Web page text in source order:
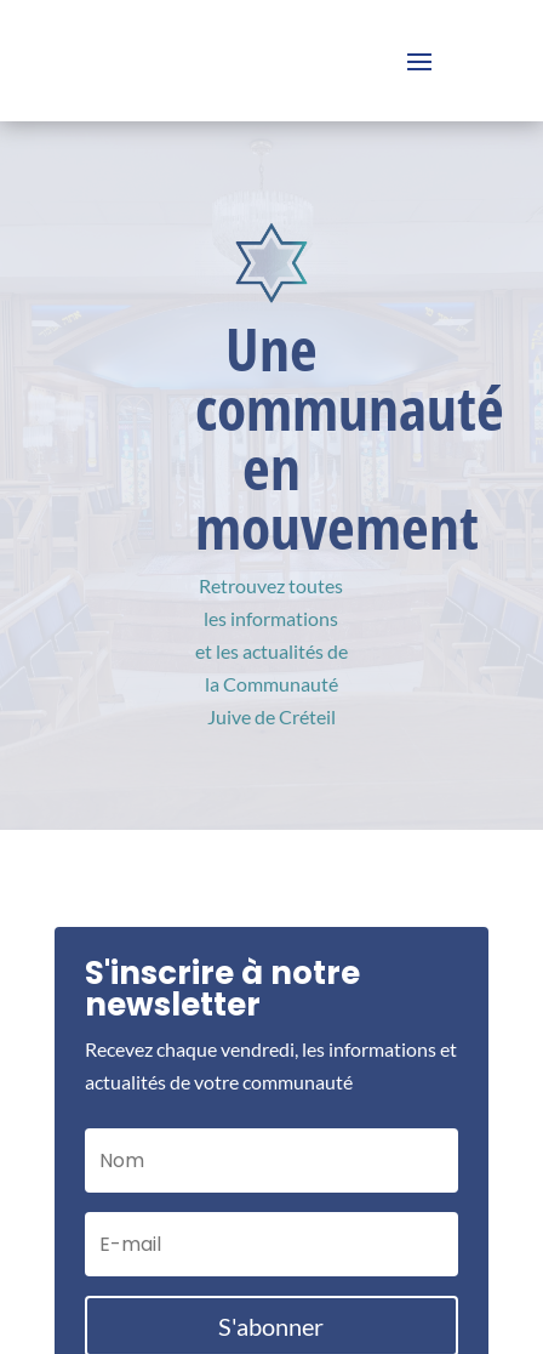
Une
communauté
en
mouvement
Retrouvez toutes
les informations
et les actualités de
la Communauté
Juive de Créteil
S'inscrire à notre
newsletter
Recevez chaque vendredi, les informations et
actualités de votre communauté
S'abonner